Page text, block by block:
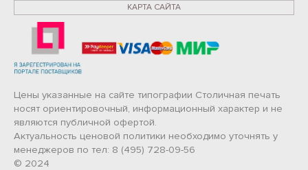
КАРТА САЙТА
Цены указанные на сайте типографии Столичная печать
носят ориентировочный, информационный характер и не
являются публичной офертой.
Актуальность ценовой политики необходимо уточнять у
менеджеров по тел: 8 (495) 728-09-56
© 2024